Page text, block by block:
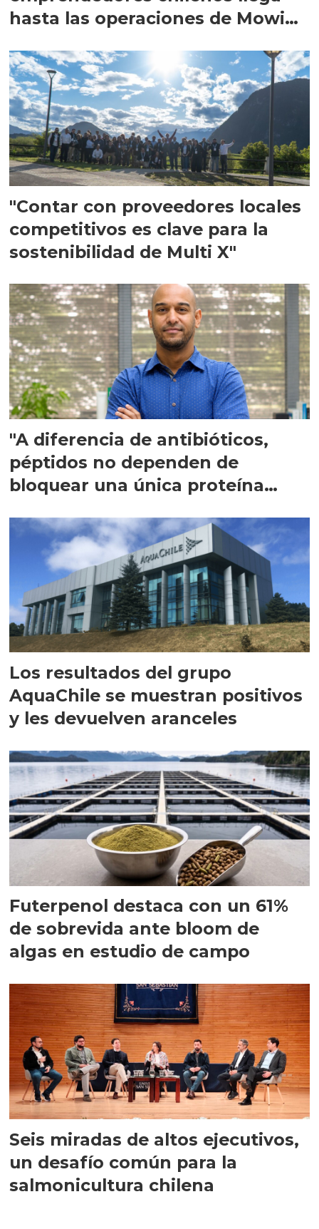
hasta las operaciones de Mowi
"Contar con proveedores locales
competitivos es clave para la
sostenibilidad de Multi X"
"A diferencia de antibióticos,
péptidos no dependen de
bloquear una única proteína
Los resultados del grupo
AquaChile se muestran positivos
y les devuelven aranceles
Futerpenol destaca con un 61%
de sobrevida ante bloom de
algas en estudio de campo
Seis miradas de altos ejecutivos,
un desafío común para la
salmonicultura chilena